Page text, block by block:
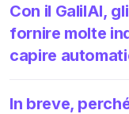
Con il GalilAI,
fornire molte
capire
In breve,